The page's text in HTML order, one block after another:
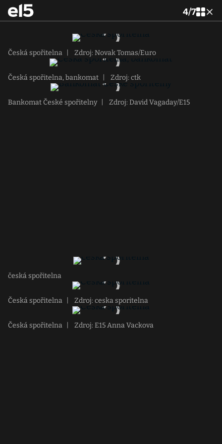
4/7
Česká spořitelna Zdroj: Novak Tomas/Euro
Česká spořitelna, bankomat Zdroj: ctk
Bankomat České spořitelny Zdroj: David Vagaday/E15
česká spořitelna
Česká spořitelna Zdroj: ceska sporitelna
Česká spořitelna Zdroj: E15 Anna Vackova